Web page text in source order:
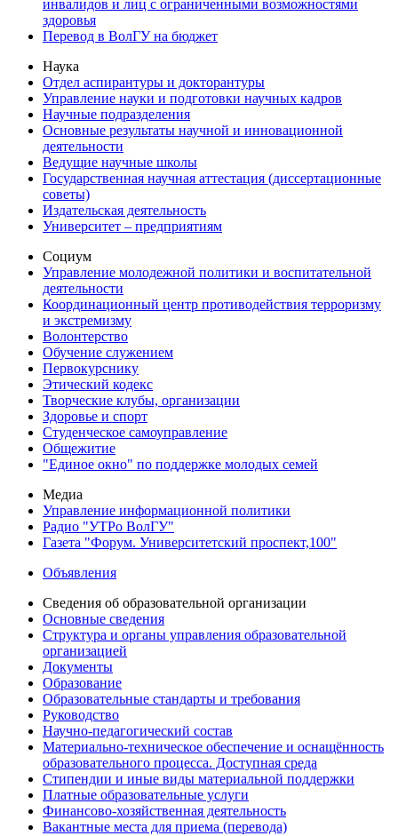
инвалидов и лиц с ограниченными возможностями
здоровья
Перевод в ВолГУ на бюджет
Наука
Отдел аспирантуры и докторантуры
Управление науки и подготовки научных кадров
Научные подразделения
Основные результаты научной и инновационной
деятельности
Ведущие научные школы
Государственная научная аттестация (диссертационные
советы)
Издательская деятельность
Университет – предприятиям
Социум
Управление молодежной политики и воспитательной
деятельности
Координационный центр противодействия терроризму
и экстремизму
Волонтерство
Обучение служением
Первокурснику
Этический кодекс
Творческие клубы, организации
Здоровье и спорт
Студенческое самоуправление
Общежитие
"Единое окно" по поддержке молодых семей
Медиа
Управление информационной политики
Радио "УТРо ВолГУ"
Газета "Форум. Университетский проспект,100"
Объявления
Сведения об образовательной организации
Основные сведения
Структура и органы управления образовательной
организацией
Документы
Образование
Образовательные стандарты и требования
Руководство
Научно-педагогический состав
Материально-техническое обеспечение и оснащённость
образовательного процесса. Доступная среда
Стипендии и иные виды материальной поддержки
Платные образовательные услуги
Финансово-хозяйственная деятельность
Вакантные места для приема (перевода)